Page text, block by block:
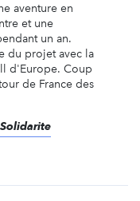
aventure en
et une
un an.
du projet avec la
d'Europe. Coup
de France des